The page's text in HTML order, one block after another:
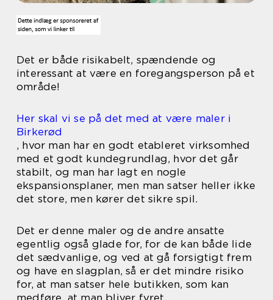
Det er både risikabelt, spændende og
interessant at være en foregangsperson på et
område!
Her skal vi se på det med at være maler i
Birkerød
, hvor man har en godt etableret virksomhed
med et godt kundegrundlag, hvor det går
stabilt, og man har lagt en nogle
ekspansionsplaner, men man satser heller ikke
det store, men kører det sikre spil.
Det er denne maler og de andre ansatte
egentlig også glade for, for de kan både lide
det sædvanlige, og ved at gå forsigtigt frem
og have en slagplan, så er det mindre risiko
for, at man satser hele butikken, som kan
medføre, at man bliver fyret.